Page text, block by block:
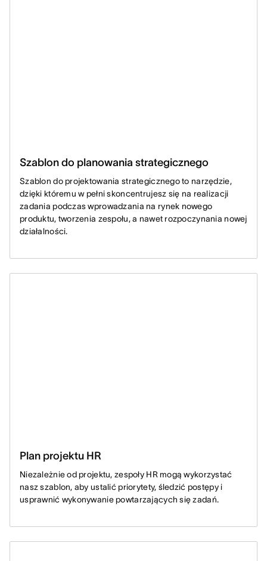
Szablon do planowania strategicznego
Szablon do projektowania strategicznego to narzędzie,
dzięki któremu w pełni skoncentrujesz się na realizacji
zadania podczas wprowadzania na rynek nowego
produktu, tworzenia zespołu, a nawet rozpoczynania nowej
działalności.
Plan projektu HR
Niezależnie od projektu, zespoły HR mogą wykorzystać
nasz szablon, aby ustalić priorytety, śledzić postępy i
usprawnić wykonywanie powtarzających się zadań.